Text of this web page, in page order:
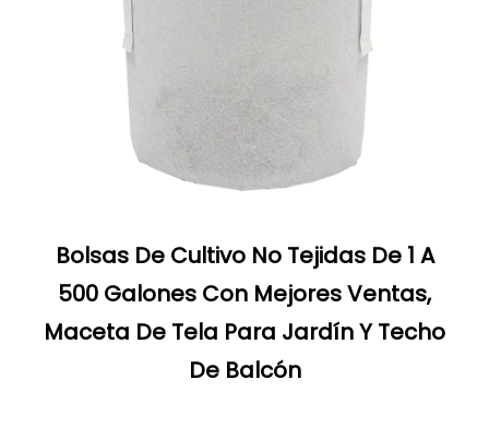
Bolsas De Cultivo No Tejidas De 1 A
500 Galones Con Mejores Ventas,
Maceta De Tela Para Jardín Y Techo
De Balcón